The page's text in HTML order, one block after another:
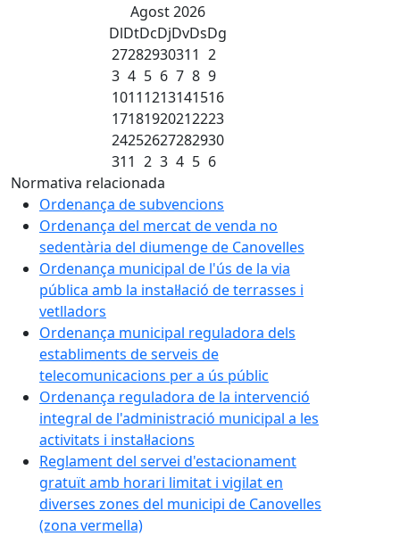
Agost 2026
DlDtDcDjDvDsDg
27282930311 2
3 4 5 6 7 8 9
10111213141516
17181920212223
24252627282930
311 2 3 4 5 6
Normativa relacionada
Ordenança de subvencions
Ordenança del mercat de venda no
sedentària del diumenge de Canovelles
Ordenança municipal de l'ús de la via
pública amb la instal·lació de terrasses i
vetlladors
Ordenança municipal reguladora dels
establiments de serveis de
telecomunicacions per a ús públic
Ordenança reguladora de la intervenció
integral de l'administració municipal a les
activitats i instal·lacions
Reglament del servei d'estacionament
gratuït amb horari limitat i vigilat en
diverses zones del municipi de Canovelles
(zona vermella)